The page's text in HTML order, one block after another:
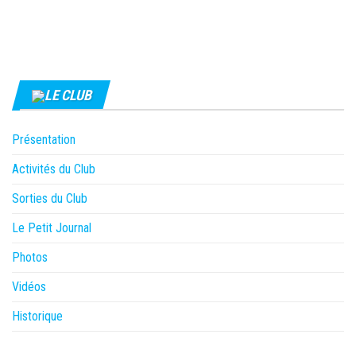
LE CLUB
Présentation
Activités du Club
Sorties du Club
Le Petit Journal
Photos
Vidéos
Historique